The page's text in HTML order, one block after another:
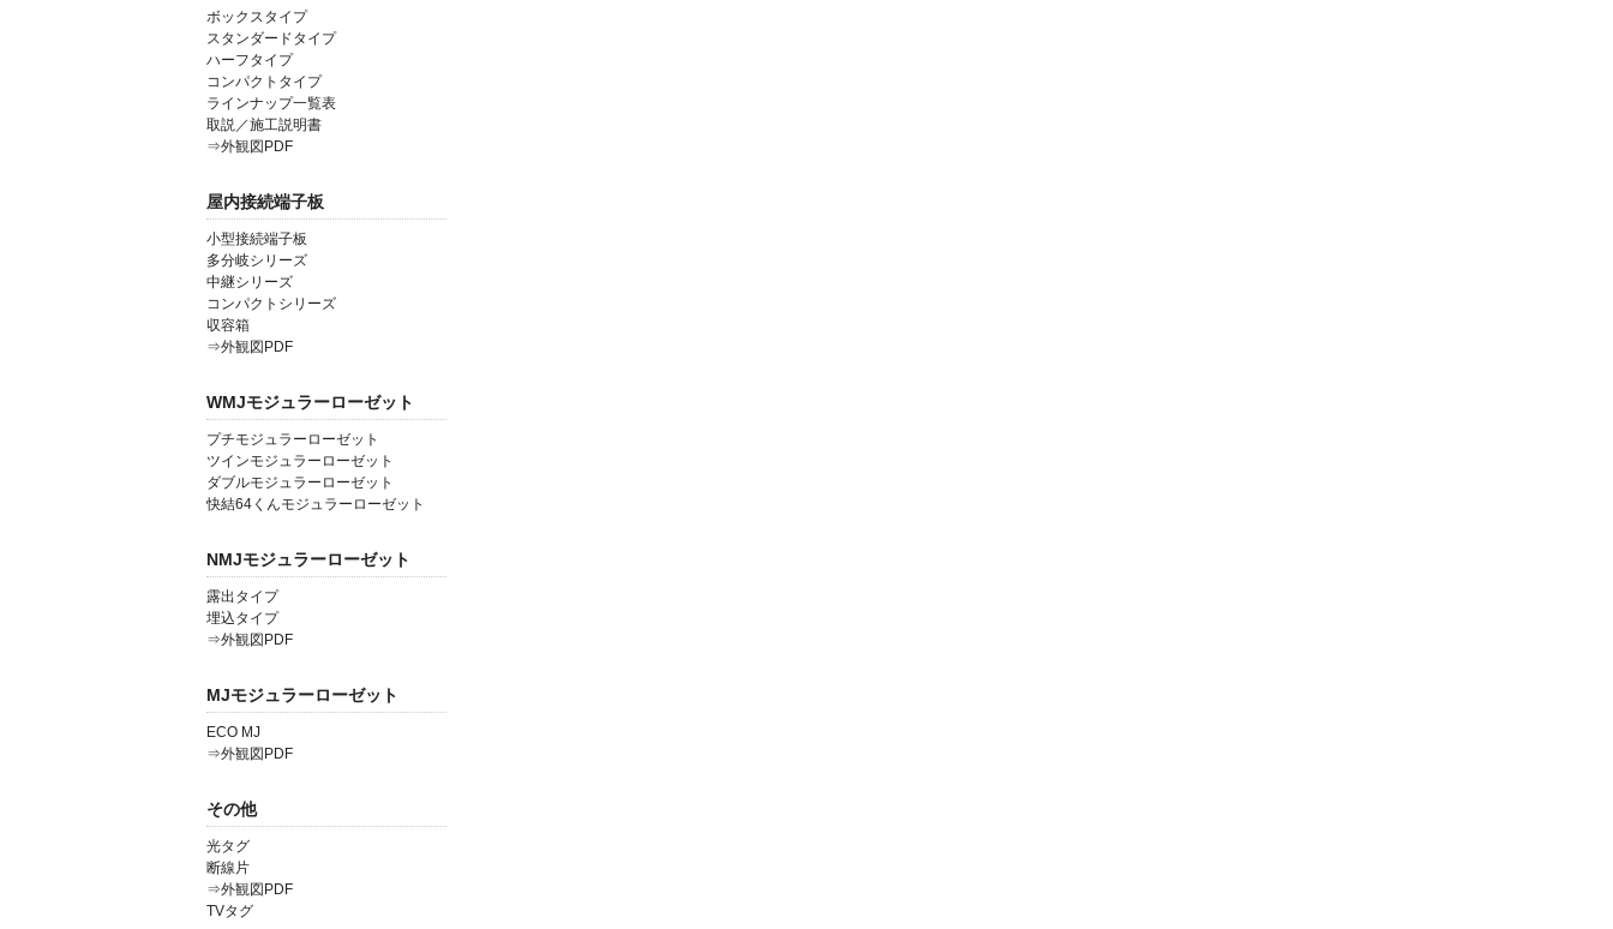
ボックスタイプ
スタンダードタイプ
ハーフタイプ
コンパクトタイプ
ラインナップ一覧表
取説／施工説明書
⇒外観図PDF
屋内接続端子板
小型接続端子板
多分岐シリーズ
中継シリーズ
コンパクトシリーズ
収容箱
⇒外観図PDF
WMJモジュラーローゼット
プチモジュラーローゼット
ツインモジュラーローゼット
ダブルモジュラーローゼット
快結64くんモジュラーローゼット
NMJモジュラーローゼット
露出タイプ
埋込タイプ
⇒外観図PDF
MJモジュラーローゼット
ECO MJ
⇒外観図PDF
その他
光タグ
断線片
⇒外観図PDF
TVタグ